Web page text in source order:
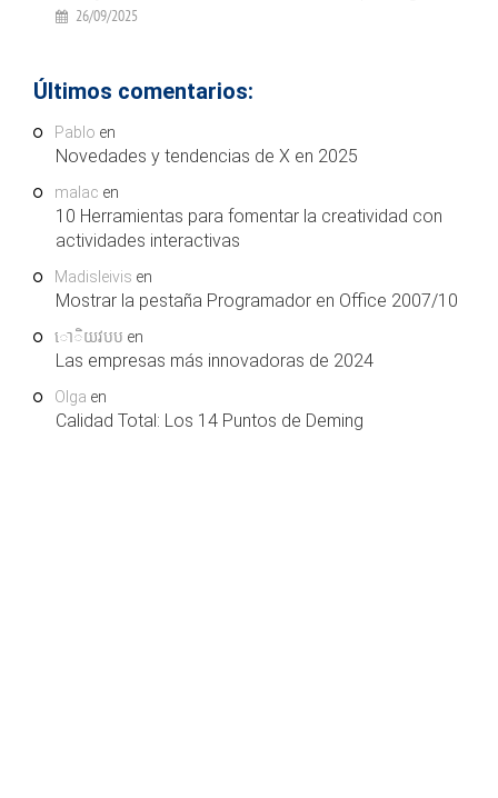
26/09/2025
Últimos comentarios:
Pablo en
Novedades y tendencias de X en 2025
malac en
10 Herramientas para fomentar la creatividad con
actividades interactivas
Madisleivis en
Mostrar la pestaña Programador en Office 2007/10
ោិយវបប en
Las empresas más innovadoras de 2024
Olga en
Calidad Total: Los 14 Puntos de Deming